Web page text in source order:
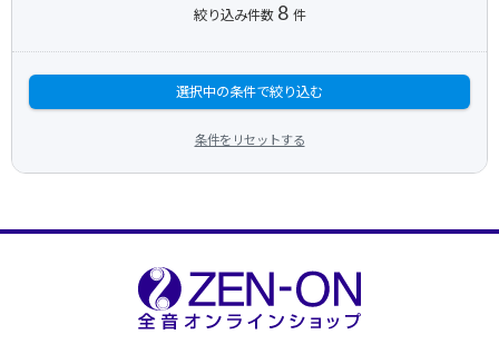
絞り込み件数 8 件
選択中の条件で絞り込む
条件をリセットする